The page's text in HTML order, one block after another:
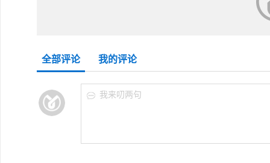
全部评论 我的评论
我来叨两句